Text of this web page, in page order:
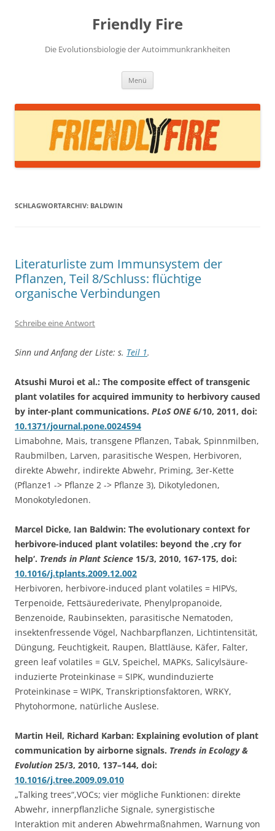
Friendly Fire
Die Evolutionsbiologie der Autoimmunkrankheiten
Menü
SCHLAGWORTARCHIV: BALDWIN
Literaturliste zum Immunsystem der
Pflanzen, Teil 8/Schluss: flüchtige
organische Verbindungen
Schreibe eine Antwort
Sinn und Anfang der Liste: s. Teil 1.
Atsushi Muroi et al.: The composite effect of transgenic
plant volatiles for acquired immunity to herbivory caused
by inter-plant communications. PLoS ONE 6/10, 2011, doi:
10.1371/journal.pone.0024594
Limabohne, Mais, transgene Pflanzen, Tabak, Spinnmilben,
Raubmilben, Larven, parasitische Wespen, Herbivoren,
direkte Abwehr, indirekte Abwehr, Priming, 3er-Kette
(Pflanze1 -> Pflanze 2 -> Pflanze 3), Dikotyledonen,
Monokotyledonen.
Marcel Dicke, Ian Baldwin: The evolutionary context for
herbivore-induced plant volatiles: beyond the ‚cry for
help‘. Trends in Plant Science 15/3, 2010, 167-175, doi:
10.1016/j.tplants.2009.12.002
Herbivoren, herbivore-induced plant volatiles = HIPVs,
Terpenoide, Fettsäurederivate, Phenylpropanoide,
Benzenoide, Raubinsekten, parasitische Nematoden,
insektenfressende Vögel, Nachbarpflanzen, Lichtintensität,
Düngung, Feuchtigkeit, Raupen, Blattläuse, Käfer, Falter,
green leaf volatiles = GLV, Speichel, MAPKs, Salicylsäure-
induzierte Proteinkinase = SIPK, wundinduzierte
Proteinkinase = WIPK, Transkriptionsfaktoren, WRKY,
Phytohormone, natürliche Auslese.
Martin Heil, Richard Karban: Explaining evolution of plant
communication by airborne signals. Trends in Ecology &
Evolution 25/3, 2010, 137–144, doi:
10.1016/j.tree.2009.09.010
„Talking trees“,VOCs; vier mögliche Funktionen: direkte
Abwehr, innerpflanzliche Signale, synergistische
Interaktion mit anderen Abwehrmaßnahmen, Warnung von